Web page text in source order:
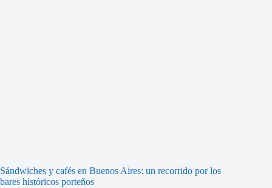
Sándwiches y cafés en Buenos Aires: un recorrido por los
bares históricos porteños